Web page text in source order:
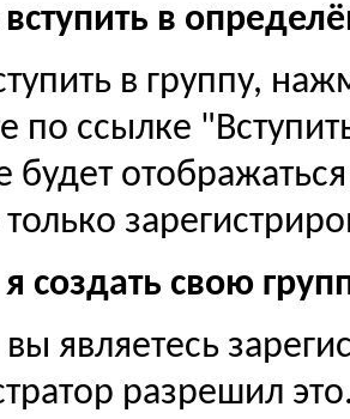
в
в группу,
по ссылке
будет
только
создать свою
являетесь
разрешил